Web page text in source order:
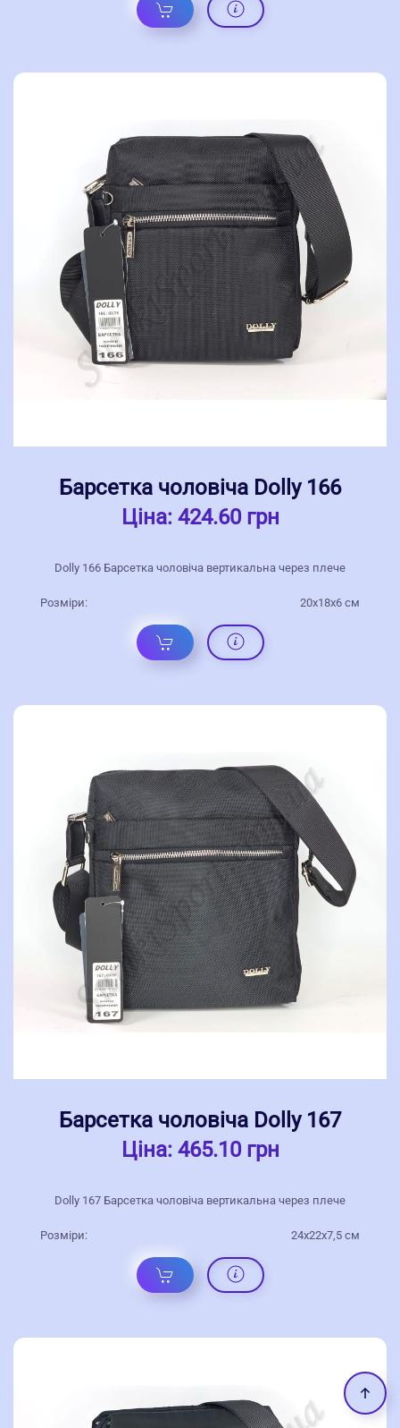
Барсетка чоловіча Dolly 166
Ціна: 424.60 грн
Dolly 166 Барсетка чоловіча вертикальна через плече
Розміри: 20x18x6 cм
Барсетка чоловіча Dolly 167
Ціна: 465.10 грн
Dolly 167 Барсетка чоловіча вертикальна через плече
Розміри: 24x22x7,5 cм